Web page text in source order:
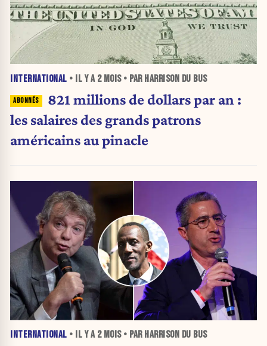
INTERNATIONAL • IL Y A 2 MOIS• PAR HARRISON DU BUS
821 millions de dollars par an :
les salaires des grands patrons
américains au pinacle
INTERNATIONAL • IL Y A 2 MOIS• PAR HARRISON DU BUS